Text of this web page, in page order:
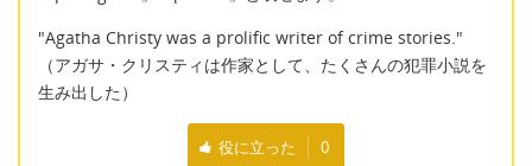
"Agatha Christy was a prolific writer of crime stories."
（アガサ・クリスティは作家として、たくさんの犯罪小説を
生み出した）
役に立った 0